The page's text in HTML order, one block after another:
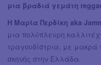
μια βραδιά γεμάτη
Η Μαρία Περδίκη aka
μια πολύπλευρη
τραγουδίστρια, με μακρά
σκηνής στην Ελλάδα.